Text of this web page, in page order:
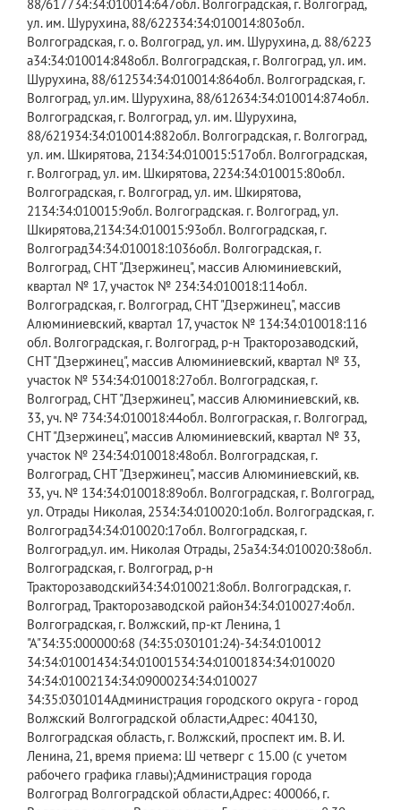
88/617734:34:010014:647​обл. Волгоградская, г. Волгоград,
ул. им. Шурухина, 88/622334:34:010014:803​обл.
Волгоградская, г. о. Волгоград, ул. им. Шурухина, д. 88/6223
а34:34:010014:848​обл. Волгоградская, г. Волгоград, ул. им.
Шурухина, 88/612534:34:010014:864​обл. Волгоградская, г.
Волгоград, ул.им. Шурухина, 88/612634:34:010014:874​обл.
Волгоградская, г. Волгоград, ул. им. Шурухина,
88/621934:34:010014:882​обл. Волгоградская, г. Волгоград,
ул. им. Шкирятова, 2134:34:010015:517​обл. Волгоградская,
г. Волгоград, ул. им. Шкирятова, 2234:34:010015:80​обл.
Волгоградская, г. Волгоград, ул. им. Шкирятова,
2134:34:010015:9​обл. Волгоградская. г. Волгоград, ул.
Шкирятова,2134:34:010015:93​обл. Волгоградская, г.
Волгоград34:34:010018:1036​обл. Волгоградская, г.
Волгоград, СНТ "Дзержинец", массив Алюминиевский,
квартал № 17, участок № 234:34:010018:114​обл.
Волгоградская, г. Волгоград, СНТ "Дзержинец", массив
Алюминиевский, квартал 17, участок № 134:34:010018:116​
обл. Волгоградская, г. Волгоград, р-н Тракторозаводский,
СНТ "Дзержинец", массив Алюминиевский, квартал № 33,
участок № 534:34:010018:27​обл. Волгоградская, г.
Волгоград, СНТ "Дзержинец", массив Алюминиевский, кв.
33, уч. № 734:34:010018:44​обл. Волгограская, г. Волгоград,
СНТ "Дзержинец", массив Алюминиевский, квартал № 33,
участок № 234:34:010018:48​обл. Волгоградская, г.
Волгоград, СНТ "Дзержинец", массив Алюминиевский, кв.
33, уч. № 134:34:010018:89​обл. Волгоградская, г. Волгоград,
ул. Отрады Николая, 2534:34:010020:1​обл. Волгоградская, г.
Волгоград34:34:010020:17​обл. Волгоградская, г.
Волгоград,ул. им. Николая Отрады, 25а34:34:010020:38​обл.
Волгоградская, г. Волгоград, р-н
Тракторозаводский34:34:010021:8​обл. Волгоградская, г.
Волгоград, Тракторозаводской район34:34:010027:4​обл.
Волгоградская, г. Волжский, пр-кт Ленина, 1
"А"34:35:000000:68 (34:35:030101:24)​-34:34:010012​​
34:34:010014​​34:34:010015​​34:34:010018​​34:34:010020​​
34:34:010021​​34:34:090002​​34:34:010027​​
34:35:0301014Администрация городского округа - город
Волжский Волгоградской области,Адрес: 404130,
Волгоградская область, г. Волжский, проспект им. В. И.
Ленина, 21, время приема: Ш четверг с 15.00 (с учетом
рабочего графика главы);Администрация города
Волгоград Волгоградской области,Адрес: 400066, г.